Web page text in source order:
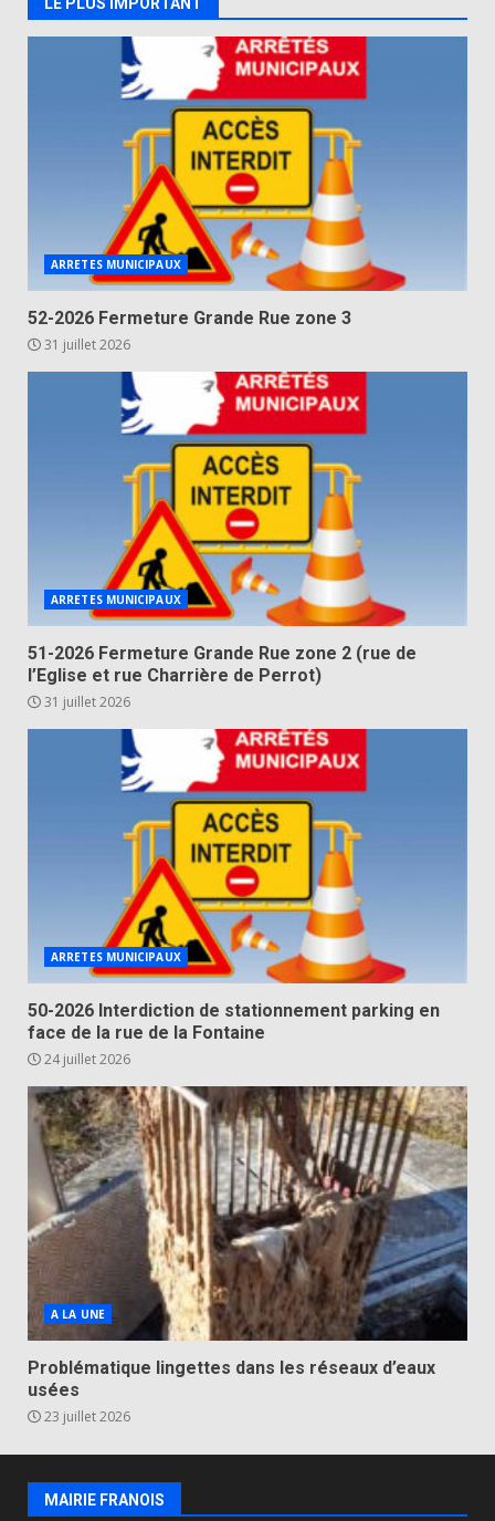
ARRETES MUNICIPAUX
52-2026 Fermeture Grande Rue zone 3
31 juillet 2026
ARRETES MUNICIPAUX
51-2026 Fermeture Grande Rue zone 2 (rue de
l’Eglise et rue Charrière de Perrot)
31 juillet 2026
ARRETES MUNICIPAUX
50-2026 Interdiction de stationnement parking en
face de la rue de la Fontaine
24 juillet 2026
A LA UNE
Problématique lingettes dans les réseaux d’eaux
usées
23 juillet 2026
MAIRIE FRANOIS